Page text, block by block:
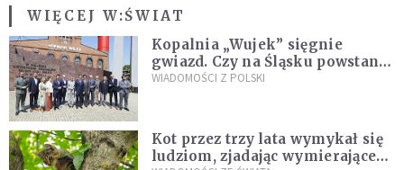
WIĘCEJ W:ŚWIAT
Kopalnia „Wujek” sięgnie
gwiazd. Czy na Śląsku powstanie
„Dolina Krzemowa”?
WIADOMOŚCI Z POLSKI
Kot przez trzy lata wymykał się
ludziom, zjadając wymierające